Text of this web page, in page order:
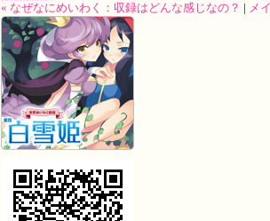
« なぜなにめいわく：収録はどんな感じなの？
メ